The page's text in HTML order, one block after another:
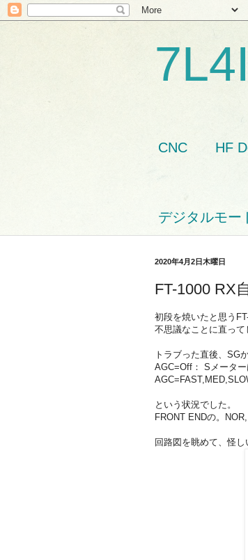
CNC HF
デジタルモー
2020年4月2日木曜日
FT-1000 RX
初段を焼いたと思う
不思議なことに直って
トラブった直後、SG
AGC=Off： Sメーター
という状況でした。
FRONT ENDの。
回路図を眺めて、怪し